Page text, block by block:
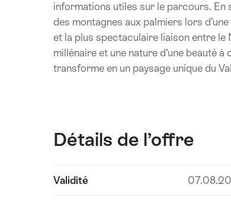
informations utiles sur le parcours. En
des montagnes aux palmiers lors
et la plus spectaculaire liaison entre le
millénaire et une nature d’une beauté
transforme en un paysage unique du
Détails de l’offre
Validité